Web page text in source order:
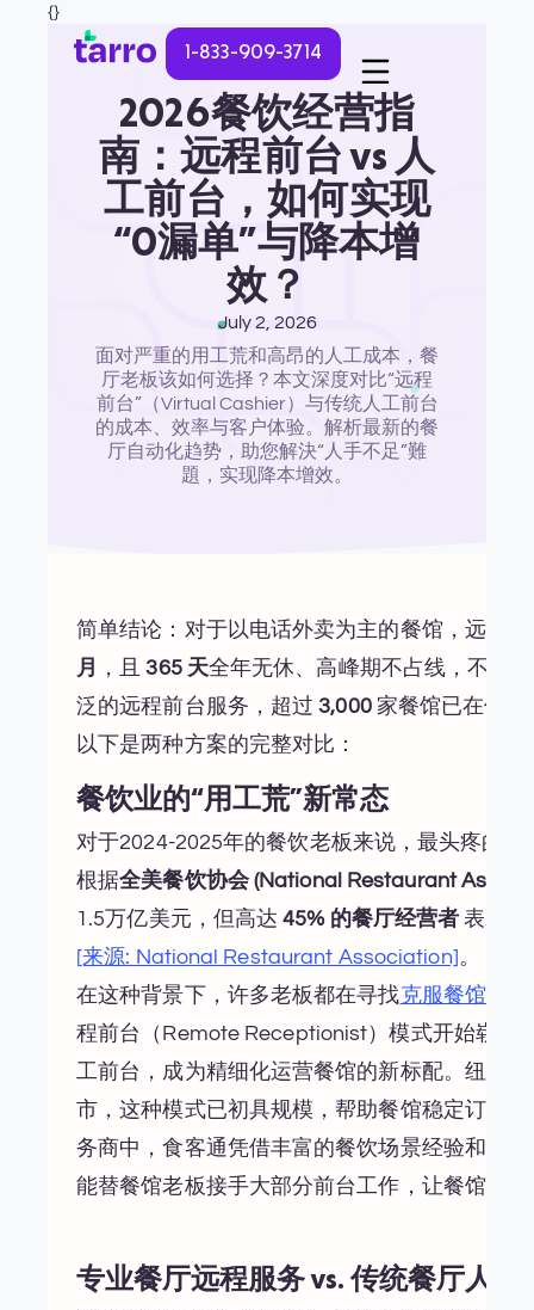
{}
1-833-909-3714
2026餐饮经营指
南：远程前台 vs 人
工前台，如何实现
“0漏单”与降本增
效？
July 2, 2026
面对严重的用工荒和高昂的人工成本，餐
厅老板该如何选择？本文深度对比“远程
前台”（Virtual Cashier）与传统人工前台
的成本、效率与客户体验。解析最新的餐
厅自动化趋势，助您解決“人手不足”難
題，实现降本增效。
简单结论：对于以电话外卖为主的餐馆，远程
月
，且365 天全年无休、高峰期不占线，不存
泛的远程前台服务，超过3,000家餐馆已在使用
以下是两种方案的完整对比：
餐饮业的“用工荒”新常态
对于2024-2025年的餐饮老板来说，最头疼的问
根据全美餐饮协会 (National Restaurant
1.5万亿美元，但高达45% 的餐厅经营者 表示，
[来源: National Restaurant Association]。
在这种背景下，许多老板都在寻找克服餐馆招
程前台（Remote Receptionist）模式开始崭露
工前台，成为精细化运营餐馆的新标配。纽约
市，这种模式已初具规模，帮助餐馆稳定订单
务商中，食客通凭借丰富的餐饮场景经验和专
能替餐馆老板接手大部分前台工作，让餐馆老
专业餐厅远程服务 vs. 传统餐厅人工